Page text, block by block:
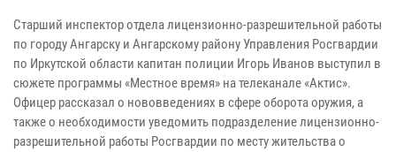
Старший инспектор отдела лицензионно-разрешительной работы
по городу Ангарску и Ангарскому району Управления Росгвардии
по Иркутской области капитан полиции Игорь Иванов выступил в
сюжете программы «Местное время» на телеканале «Актис».
Офицер рассказал о нововведениях в сфере оборота оружия, а
также о необходимости уведомить подразделение лицензионно-
разрешительной работы Росгвардии по месту жительства о